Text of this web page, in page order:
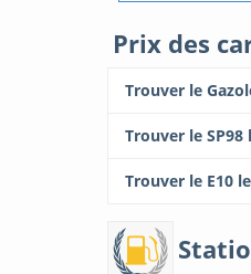
Prix des
Trouver le
Trouver le
Trouver le E10